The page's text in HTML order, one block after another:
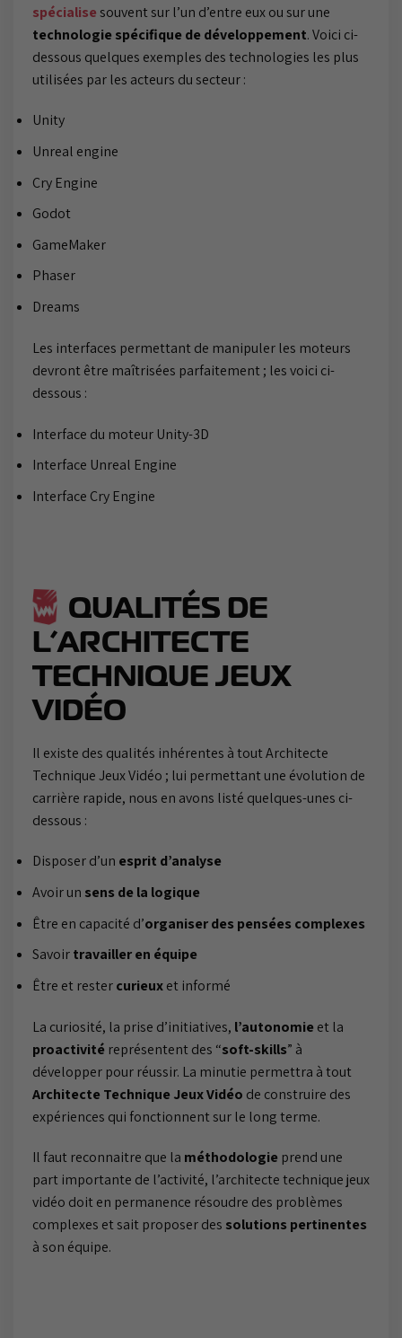
spécialisesouvent sur l’un d’entre eux ou sur une
technologie spécifique de développement. Voici ci-
dessous quelques exemples des technologies les plus
utilisées par les acteurs du secteur :
Unity
Unreal engine
Cry Engine
Godot
GameMaker
Phaser
Dreams
Les interfaces permettant de manipuler les moteurs
devront être maîtrisées parfaitement ; les voici ci-
dessous :
Interface du moteur Unity-3D
Interface Unreal Engine
Interface Cry Engine
QUALITÉS DE
L’ARCHITECTE
TECHNIQUE JEUX
VIDÉO
Il existe des qualités inhérentes à tout Architecte
Technique Jeux Vidéo ; lui permettant une évolution de
carrière rapide, nous en avons listé quelques-unes ci-
dessous :
Disposer d’un esprit d’analyse
Avoir un sens de la logique
Être en capacité d’organiser des pensées complexes
Savoirtravailler en équipe
Être et restercurieuxet informé
La curiosité, la prise d’initiatives, l’autonomie et la
proactivité représentent des “soft-skills” à
développer pour réussir. La minutie permettra à tout
Architecte Technique Jeux Vidéo de construire des
expériences qui fonctionnent sur le long terme.
Il faut reconnaitre que la méthodologie prend une
part importante de l’activité, l’architecte technique jeux
vidéo doit en permanence résoudre des problèmes
complexes et sait proposer des solutions pertinentes
à son équipe.